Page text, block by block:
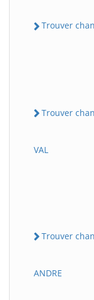
Trouver
Trouver
VAL
Trouver
ANDRE